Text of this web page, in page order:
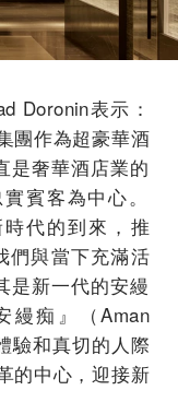
Doronin表示：
團作為超豪華酒
是奢華酒店業的
賓客為中心。
代的到來，推
們與當下充滿活
是新一代的安縵
痴』（Aman
驗和真切的人際
的中心，迎接新